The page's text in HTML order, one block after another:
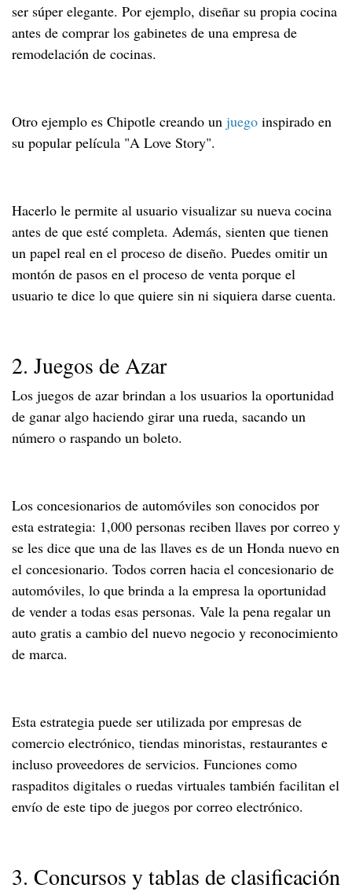
ser súper elegante. Por ejemplo, diseñar su propia cocina
antes de comprar los gabinetes de una empresa de
remodelación de cocinas.
Otro ejemplo es Chipotle creando un juego inspirado en
su popular película "A Love Story".
Hacerlo le permite al usuario visualizar su nueva cocina
antes de que esté completa. Además, sienten que tienen
un papel real en el proceso de diseño. Puedes omitir un
montón de pasos en el proceso de venta porque el
usuario te dice lo que quiere sin ni siquiera darse cuenta.
2. Juegos de Azar
Los juegos de azar brindan a los usuarios la oportunidad
de ganar algo haciendo girar una rueda, sacando un
número o raspando un boleto.
Los concesionarios de automóviles son conocidos por
esta estrategia: 1,000 personas reciben llaves por correo y
se les dice que una de las llaves es de un Honda nuevo en
el concesionario. Todos corren hacia el concesionario de
automóviles, lo que brinda a la empresa la oportunidad
de vender a todas esas personas. Vale la pena regalar un
auto gratis a cambio del nuevo negocio y reconocimiento
de marca.
Esta estrategia puede ser utilizada por empresas de
comercio electrónico, tiendas minoristas, restaurantes e
incluso proveedores de servicios. Funciones como
raspaditos digitales o ruedas virtuales también facilitan el
envío de este tipo de juegos por correo electrónico.
3. Concursos y tablas de clasificación